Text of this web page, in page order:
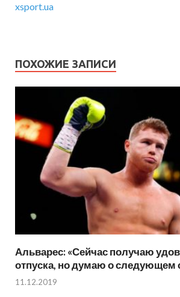
xsport.ua
ПОХОЖИЕ ЗАПИСИ
Альварес: «Сейчас получаю
отпуска, но думаю о следующем
11.12.2019